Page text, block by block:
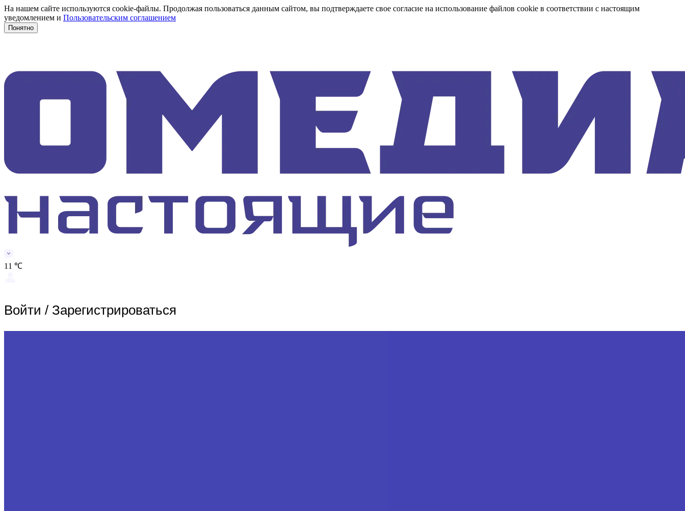
На нашем сайте используются cookie-файлы. Продолжая пользоваться данным сайтом, вы подтверждаете свое согласие на использование файлов cookie в соответствии с настоящим
уведомлением и Пользовательским соглашением
Понятно
11 ℃
Войти / Зарегистрироваться